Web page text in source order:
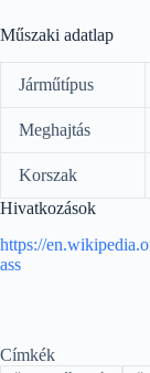
Műszaki adatlap
Járműtípus
Meghajtás
Korszak
Hivatkozások
https://
ass
Címkék